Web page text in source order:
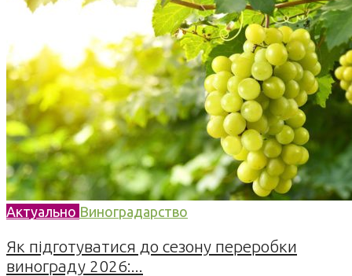
Актуально Виноградарство
Як підготуватися до сезону переробки
винограду 2026:...